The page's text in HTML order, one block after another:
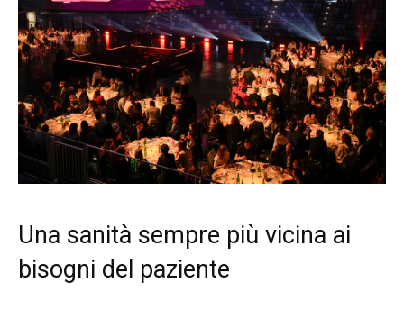
Una sanità sempre più vicina ai
bisogni del paziente